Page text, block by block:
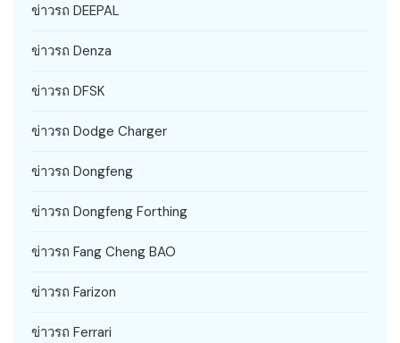
ข่าวรถ DEEPAL
ข่าวรถ Denza
ข่าวรถ DFSK
ข่าวรถ Dodge Charger
ข่าวรถ Dongfeng
ข่าวรถ Dongfeng Forthing
ข่าวรถ Fang Cheng BAO
ข่าวรถ Farizon
ข่าวรถ Ferrari